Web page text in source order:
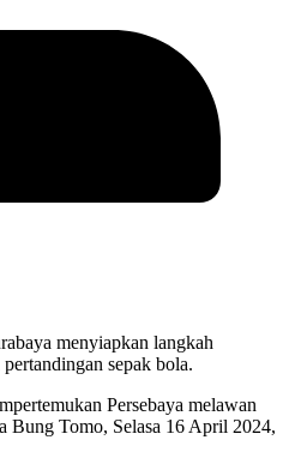
menyiapkan langkah
sepak bola.
Persebaya melawan
Bung Tomo, Selasa 16 April 2024,